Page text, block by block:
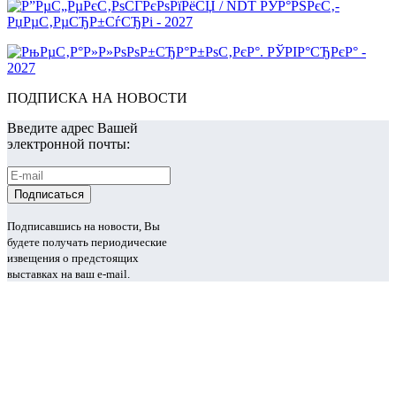
ПОДПИСКА НА НОВОСТИ
Введите адрес Вашей
электронной почты:
Подписавшись на новости, Вы
будете получать периодические
извещения о предстоящих
выставках на ваш e-mail.